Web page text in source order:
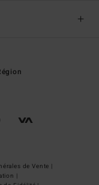
de Vente |
|